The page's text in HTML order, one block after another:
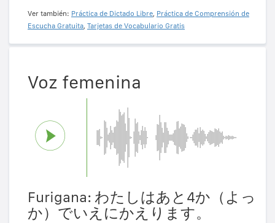
Ver también: Práctica de Dictado Libre, Práctica de Comprensión de
Escucha Gratuita, Tarjetas de Vocabulario Gratis
Voz femenina
Furigana: わたしはあと4か（よっ
か）でいえにかえります。